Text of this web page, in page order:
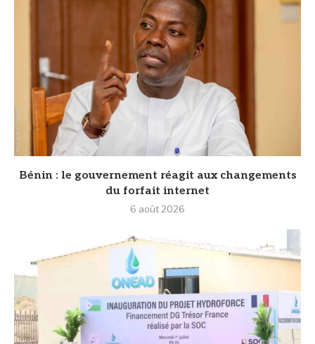
Bénin : le gouvernement réagit aux changements
du forfait internet
6 août 2026